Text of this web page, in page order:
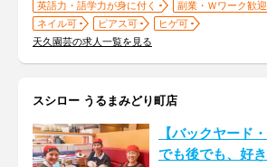
英語力・語学力が身に付く
副業・Ｗワーク歓迎
ネイル可
ピアス可
ヒゲ可
天久園芸の求人一覧を見る
スシロー うるまみどり町店
【バックヤード
でも後でも、好